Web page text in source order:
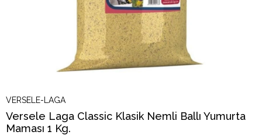
VERSELE-LAGA
Versele Laga Classic Klasik Nemli Ballı Yumurta
Maması 1 Kg.